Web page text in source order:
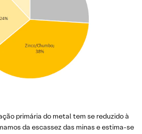
primária do metal tem se reduzido à
da escassez das minas e estima-se